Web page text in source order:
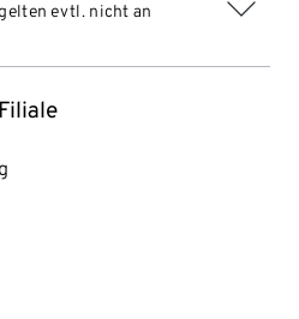
evtl. nicht an